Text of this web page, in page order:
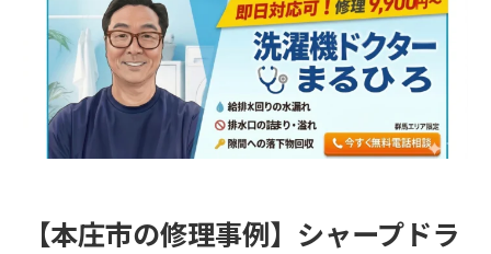
【本庄市の修理事例】シャープドラ